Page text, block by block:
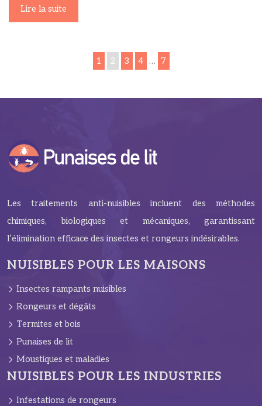
Lire la suite
1 2 3 4 … 7
Les traitements anti-nuisibles incluent des méthodes
chimiques, biologiques et mécaniques, garantissant
l’élimination efficace des insectes et rongeurs indésirables.
NUISIBLES POUR LES MAISONS
Insectes rampants nuisibles
Rongeurs et dégâts
Termites et bois
Punaises de lit
Moustiques et maladies
NUISIBLES POUR LES INDUSTRIES
Infestations de rongeurs